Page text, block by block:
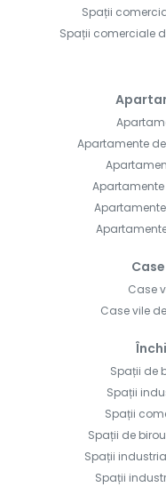
Spații
Spații comerciale
Apartamente
Apartamente
Case
Case vile
Spații de
Spații
Spații
Spații de
Spații
Spații